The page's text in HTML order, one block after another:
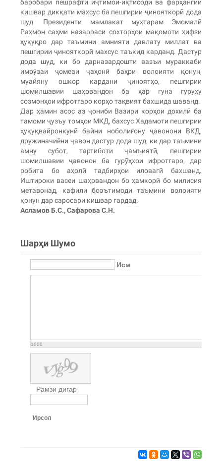
баробари пешрафти иҷтимоӣ-иқтисодӣ ва фарҳангии
кишвар дикқати махсус ба пешгирии ҷинояткорӣ дода
шуд. Президенти мамлакат муҳтарам Эмомалӣ
Раҳмон саҳми назарраси сохторҳои мақомоти ҳифзи
ҳуқуқро дар таъмини амнияти давлату миллат ва
пешгирии ҷинояткорӣ махсус таъкид карданд. Дастур
дода шуд, ки бо дарназардошти вазъи мураккаби
имрӯзаи ҷомеаи ҷаҳонӣ баҳри волоияти қонун,
муайяну ошкор кардани ҷиноятҳо, пешгирии
шомилшавии шаҳрвандон ба ҳар гуна гуруҳу
созмонҳои ифротгаро корҳо тақвият бахшида шаванд.
Дар ҳамин асос аз ҷониби Вазири корҳои дохилӣ ба
тамоми ҷузъу томҳои МКД, бахсус Хадамоти пешгирии
ҳуқуқвайронкунӣ байни ноболиғону ҷавонони ВКД,
дружиначиёни ҷавон дастур дода шуд, ки дар таъмини
амну субот, тартиботи ҷамъиятӣ, пешгирии
шомилшавии ҷавонон ба гурӯҳхои ифротгаро, дар
робита бо аҳолӣ тадбирҳои иловагӣ бахшанд.
Иштироки васеи шаҳрвандон бо ҳамкорӣ бо милисия
метавонад, кафили боэътимоди таъмини волоияти
қонун дар саросари кишвар гардад.
Асламов Б.С., Сафарова С.Н.
Шарҳи Шумо
Исм
1000
Рамзи дигар
Ирсол